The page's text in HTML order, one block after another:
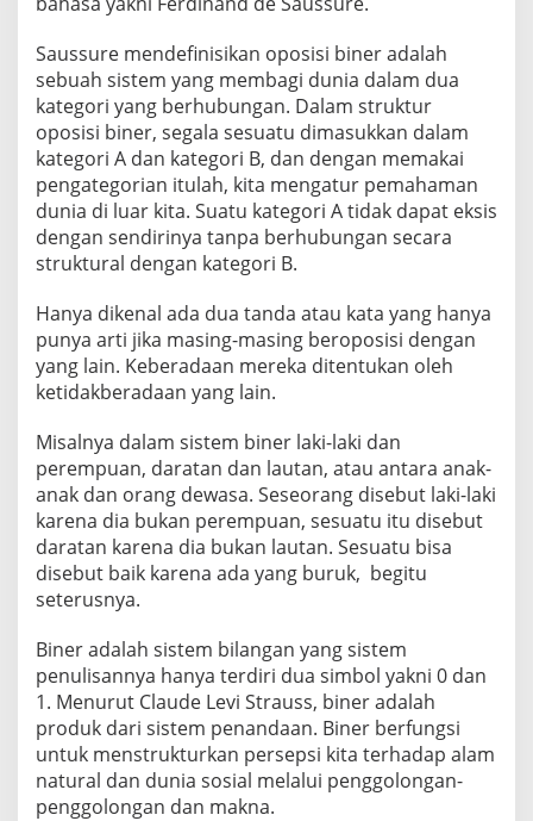
Saussure mendefinisikan oposisi biner adalah
sebuah sistem yang membagi dunia dalam dua
kategori yang berhubungan. Dalam struktur
oposisi biner, segala sesuatu dimasukkan dalam
kategori A dan kategori B, dan dengan memakai
pengategorian itulah, kita mengatur pemahaman
dunia di luar kita. Suatu kategori A tidak dapat eksis
dengan sendirinya tanpa berhubungan secara
struktural dengan kategori B.
Hanya dikenal ada dua tanda atau kata yang hanya
punya arti jika masing-masing beroposisi dengan
yang lain. Keberadaan mereka ditentukan oleh
ketidakberadaan yang lain.
Misalnya dalam sistem biner laki-laki dan
perempuan, daratan dan lautan, atau antara anak-
anak dan orang dewasa. Seseorang disebut laki-laki
karena dia bukan perempuan, sesuatu itu disebut
daratan karena dia bukan lautan. Sesuatu bisa
disebut baik karena ada yang buruk, begitu
seterusnya.
Biner adalah sistem bilangan yang sistem
penulisannya hanya terdiri dua simbol yakni 0 dan
1. Menurut Claude Levi Strauss, biner adalah
produk dari sistem penandaan. Biner berfungsi
untuk menstrukturkan persepsi kita terhadap alam
natural dan dunia sosial melalui penggolongan-
penggolongan dan makna.